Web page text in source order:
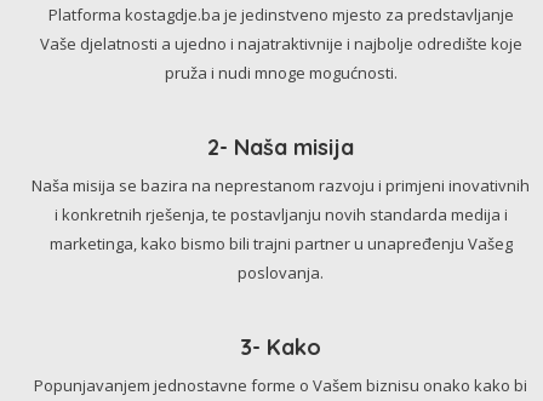
Platforma kostagdje.ba je jedinstveno mjesto za predstavljanje
Vaše djelatnosti a ujedno i najatraktivnije i najbolje odredište koje
pruža i nudi mnoge mogućnosti.
2- Naša misija
Naša misija se bazira na neprestanom razvoju i primjeni inovativnih
i konkretnih rješenja, te postavljanju novih standarda medija i
marketinga, kako bismo bili trajni partner u unapređenju Vašeg
poslovanja.
3- Kako
Popunjavanjem jednostavne forme o Vašem biznisu onako kako bi